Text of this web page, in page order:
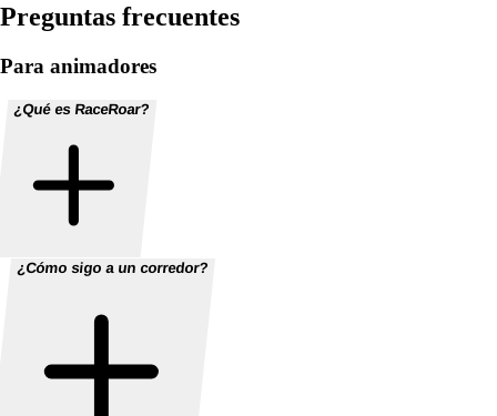
Preguntas frecuentes
Para animadores
¿Qué es RaceRoar?
¿Cómo sigo a un corredor?